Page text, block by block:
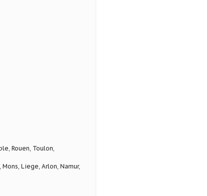
Rouen, Toulon,
Liege, Arlon, Namur,